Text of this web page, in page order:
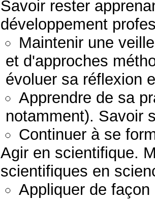
Savoir rester
développement
Maintenir une
et d'approches
évoluer sa réflexion
Apprendre de sa
notamment). Savoir
Continuer à se
Agir en scientifique.
scientifiques en
Appliquer de